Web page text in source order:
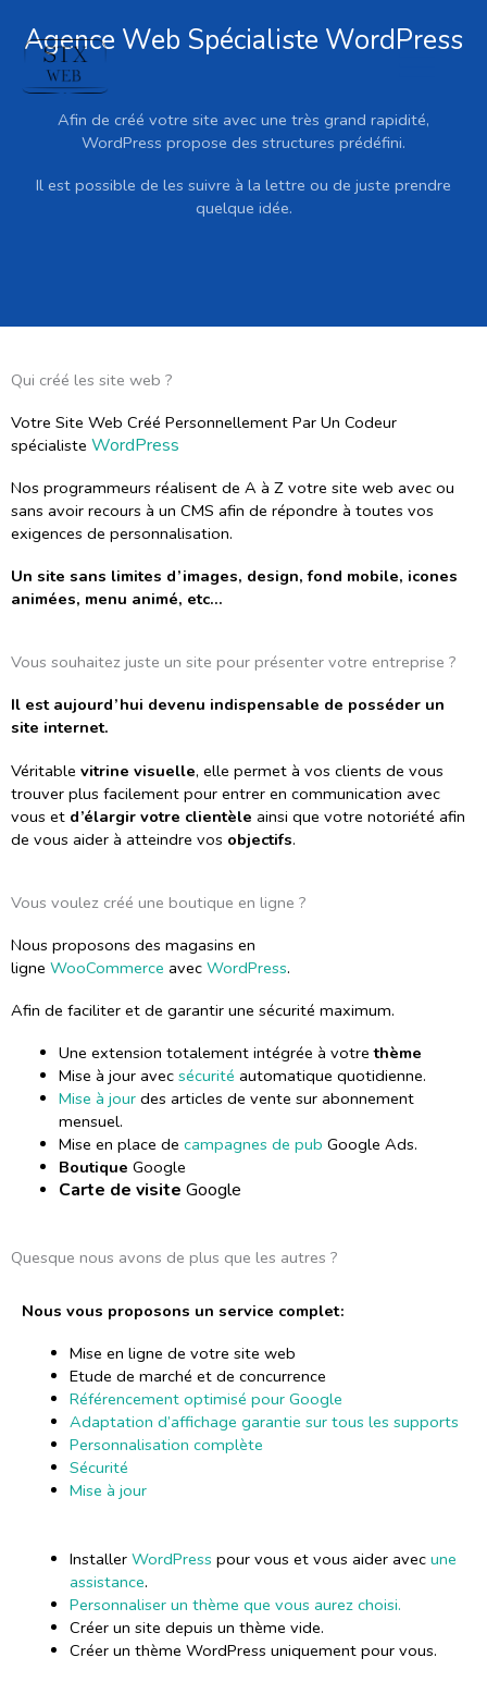
Agence Web Spécialiste WordPress
Afin de créé votre site avec une très grand rapidité,
WordPress propose des structures prédéfini.
Il est possible de les suivre à la lettre ou de juste prendre
quelque idée.
Qui créé les site web ?
Votre Site Web Créé Personnellement Par Un Codeur
spécialiste WordPress
Nos programmeurs réalisent de A à Z votre site web avec ou
sans avoir recours à un CMS afin de répondre à toutes vos
exigences de personnalisation.
Un site sans limites d’images, design, fond mobile, icones
animées, menu animé, etc…
Vous souhaitez juste un site pour présenter votre entreprise ?
Il est aujourd’hui devenu indispensable de posséder un
site internet.
Véritable vitrine visuelle, elle permet à vos clients de vous
trouver plus facilement pour entrer en communication avec
vous et d’élargir votre clientèle ainsi que votre notoriété afin
de vous aider à atteindre vos objectifs.
Vous voulez créé une boutique en ligne ?
Nous proposons des magasins en
ligne WooCommerce avec WordPress.
Afin de faciliter et de garantir une sécurité maximum.
Une extension totalement intégrée à votrethème
Mise à jour avec sécurité automatique quotidienne.
Mise à jourdes articles de vente sur abonnement
mensuel.
Mise en place de campagnes de pub Google Ads.
Boutique Google
Carte de visite Google
Quesque nous avons de plus que les autres ?
Nous vous proposons un service complet :
Mise en ligne de votre site web
Etude de marché et de concurrence
Référencement optimisé pour Google
Adaptation d’affichage garantie sur tous les supports
Personnalisation complète
Sécurité
Mise à jour
Installer WordPress pour vous et vous aider avec une
assistance.
Personnaliser un thème que vous aurez choisi.
Créer un site depuis un thème vide.
Créer un thème WordPress uniquement pour vous.